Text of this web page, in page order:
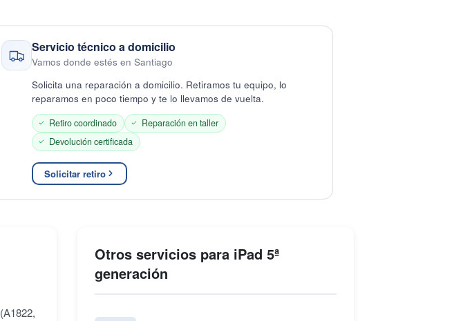
Servicio técnico a domicilio
Vamos donde estés en Santiago
Solicita una reparación a domicilio. Retiramos tu equipo, lo
reparamos en poco tiempo y te lo llevamos de vuelta.
Retiro coordinado
Reparación en taller
Devolución certificada
Solicitar retiro
(A1822,
Otros servicios para iPad 5ª
generación